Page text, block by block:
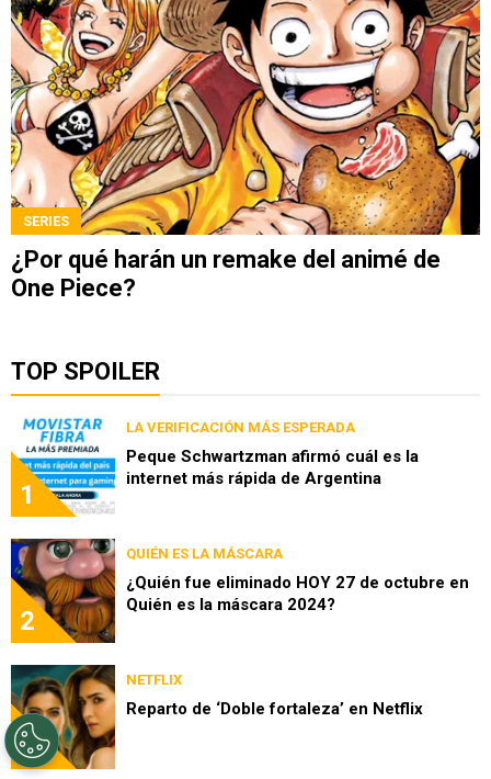
SERIES
¿Por qué harán un remake del animé de
One Piece?
TOP SPOILER
1
LA VERIFICACIÓN MÁS ESPERADA
Peque Schwartzman afirmó cuál es la
internet más rápida de Argentina
2
QUIÉN ES LA MÁSCARA
¿Quién fue eliminado HOY 27 de octubre en
Quién es la máscara 2024?
3
NETFLIX
Reparto de ‘Doble fortaleza’ en Netflix